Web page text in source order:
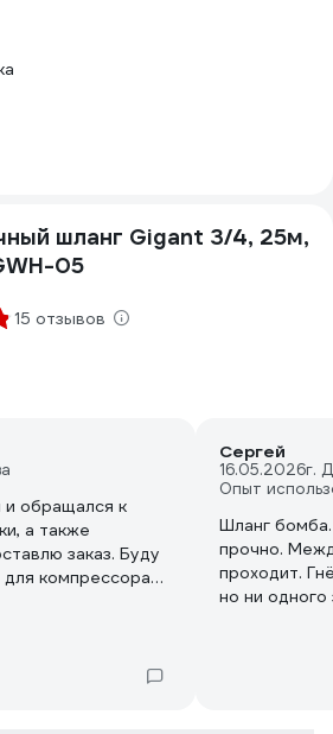
шланг Gigant 3/4, 25м,
05
15 отзывов
обращался к
а также
заказ. Буду
компрессора
Соответствует как
заявленному!! 3 х
Сергей
16.05.2026г.
Опыт
Шланг
прочно.
проходит.
но ни